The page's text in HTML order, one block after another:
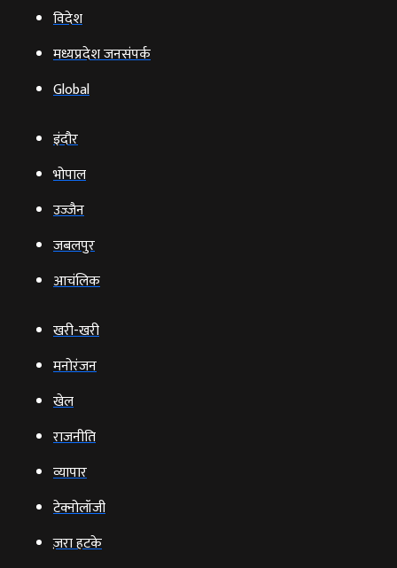
विदेश
मध्यप्रदेश जनसंपर्क
Global
इंदौर
भोपाल
उज्‍जैन
जबलपुर
आचंलिक
खरी-खरी
मनोरंजन
खेल
राजनीति
व्‍यापार
टेक्‍नोलॉजी
ज़रा हटके